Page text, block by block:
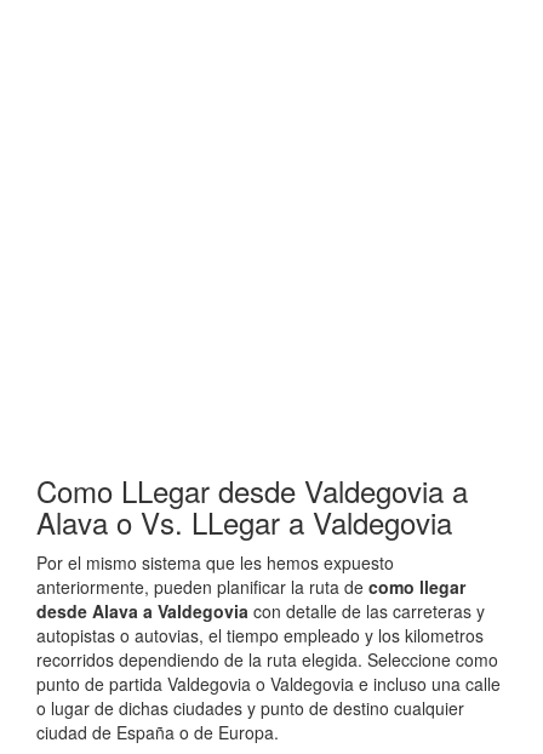
Como LLegar desde Valdegovia a
Alava o Vs. LLegar a Valdegovia
Por el mismo sistema que les hemos expuesto
anteriormente, pueden planificar la ruta de como llegar
desde Alava a Valdegovia con detalle de las carreteras y
autopistas o autovias, el tiempo empleado y los kilometros
recorridos dependiendo de la ruta elegida. Seleccione como
punto de partida Valdegovia o Valdegovia e incluso una calle
o lugar de dichas ciudades y punto de destino cualquier
ciudad de España o de Europa.